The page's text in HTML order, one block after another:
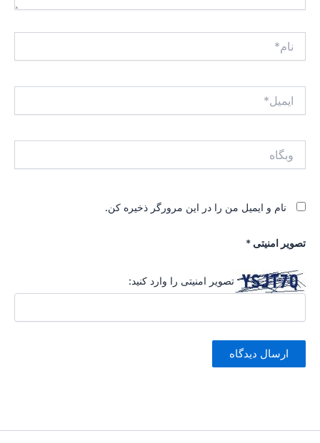
نام و ایمیل من را در این مرورگر ذخیره کن.
تصویر امنیتی *
تصویر امنیتی را وارد کنید: